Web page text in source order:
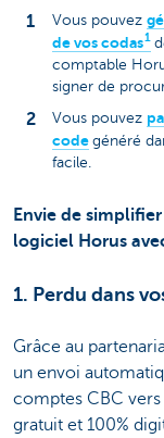
Vous pouvez
de vos codas1
comptable
signer de
Vous pouvez
code généré
facile.
Envie de
logiciel Horus
1. Perdu dans
Grâce au
un envoi
comptes CBC
gratuit et 100%